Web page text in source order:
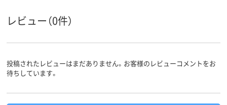
向き ヨコ
レビュー（0件）
投稿されたレビューはまだありません。お客様のレビューコメントをお
待ちしています。